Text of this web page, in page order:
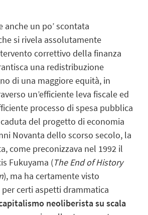
anche un po’ scontata
si rivela assolutamente
correttivo della finanza
una redistribuzione
di una maggiore equità, in
un’efficiente leva fiscale ed
processo di spesa pubblica
del progetto di economia
Novanta dello scorso secolo, la
come preconizzava nel 1992 il
Fukuyama (The End of History
), ma ha certamente visto
per certi aspetti drammatica
neoliberista su scala